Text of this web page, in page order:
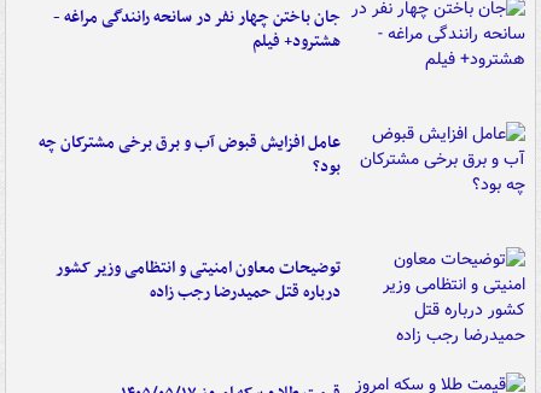
جان باختن چهار نفر در سانحه رانندگی مراغه -
هشترود+ فیلم
عامل افزایش قبوض آب و برق برخی مشترکان چه
بود؟
توضیحات معاون امنیتی و انتظامی وزیر کشور
درباره قتل حمیدرضا رجب زاده